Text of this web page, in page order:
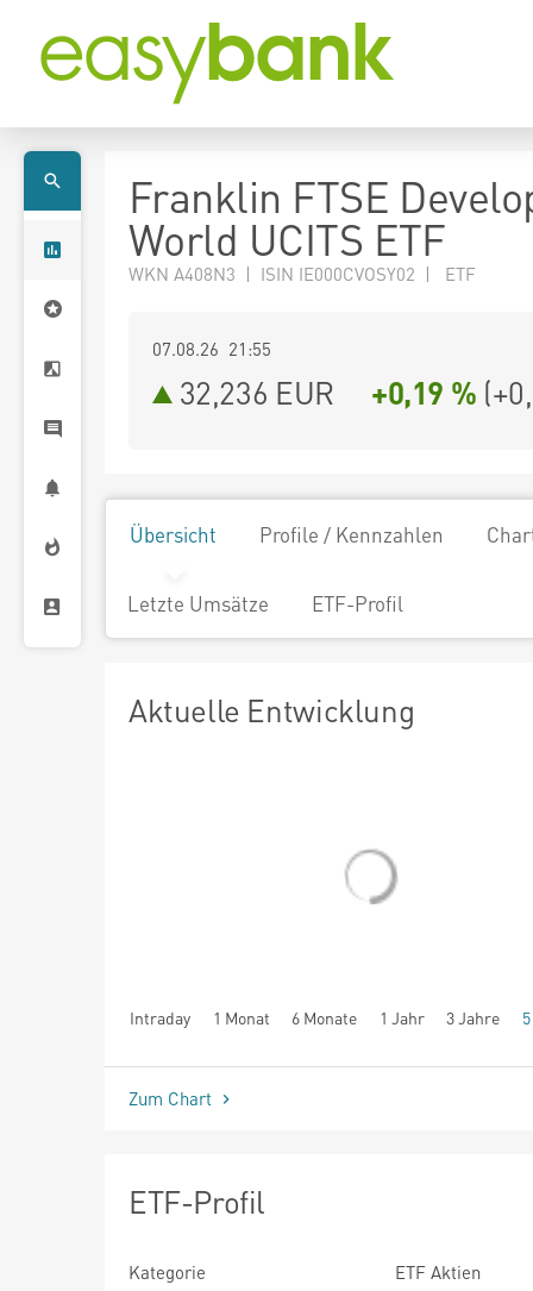
Franklin FTSE
World UCITS ETF
WKN A408N3 | ISIN IE000CVOSY02 | ETF
07.08.26 21:55
32,236 EUR +0,19 % (
Übersicht Profile / Kennzahlen
Letzte Umsätze ETF-Profil
Aktuelle Entwicklung
Intraday 1 Monat 6 Monate 1 Jahr 3 Jahre
seit Beginn
Zum Chart
ETF-Profil
Kategorie
ETF Aktien